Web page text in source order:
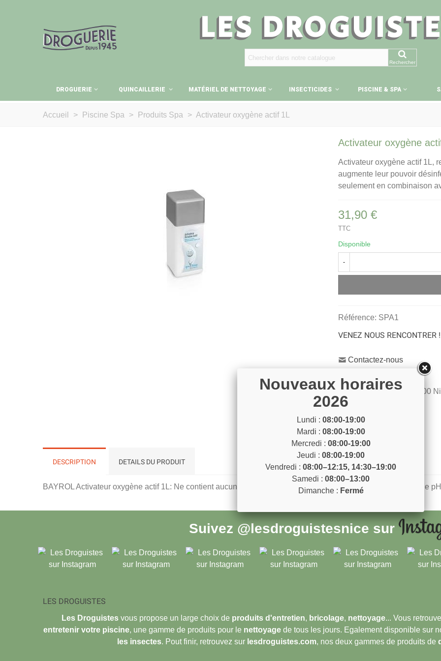
LES
Rechercher
DROGUERIE QUINCAILLERIE MATÉRIEL DE NETTOYAGE INSECTICIDES PISCINE & SPA
Accueil > Piscine Spa > Produits Spa > Activateur oxygène actif 1L
Activateur oxygène
Activateur oxygène actif 1L,
augmente leur pouvoir
seulement en combinaison
31,90 €
TTC
Disponible
-
Référence: SPA1
VENEZ NOUS RENCONTRER !
Contactez-nous
54 Bd de Riquier 06300
DESCRIPTION DETAILS DU PRODUIT
BAYROL Activateur oxygène actif 1L: Ne contient aucun métal. Ne provoque pas de mousse. N'influence pas le
Suivez @lesdroguistesnice sur
LES DROGUISTES
Les Droguistesvous propose un large choix de produits d'entretien, bricolage, nettoyage... Vous
entretenir votre piscine, une gamme de produits pour le nettoyage de tous les jours. Egalement disponible sur
les insectes. Pout finir, retrouvez sur lesdroguistes.com, nos deux gammes de produits de
Nouveaux horaires
2026
Lundi : 08:00-19:00
Mardi : 08:00-19:00
Mercredi : 08:00-19:00
Jeudi : 08:00-19:00
Vendredi : 08:00–12:15, 14:30–19:00
Samedi : 08:00–13:00
Dimanche : Fermé